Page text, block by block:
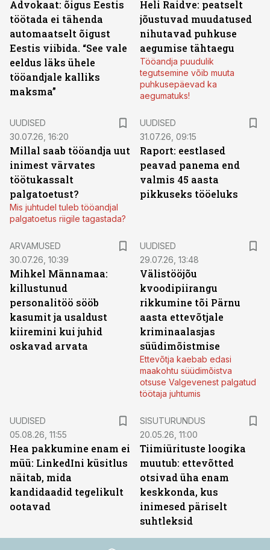
Advokaat: õigus Eestis
töötada ei tähenda
automaatselt õigust
Eestis viibida. “See vale
eeldus läks ühele
tööandjale kalliks
maksma”
Heli Raidve: peatselt
jõustuvad muudatused
nihutavad puhkuse
aegumise tähtaegu
Tööandja puudulik
tegutsemine võib muuta
puhkusepäevad ka
aegumatuks!
UUDISED
30.07.26, 16:20
Millal saab tööandja uut
inimest värvates
töötukassalt
palgatoetust?
Mis juhtudel tuleb tööandjal
palgatoetus riigile tagastada?
UUDISED
31.07.26, 09:15
Raport: eestlased
peavad panema end
valmis 45 aasta
pikkuseks tööeluks
ARVAMUSED
30.07.26, 10:39
Mihkel Männamaa:
killustunud
personalitöö sööb
kasumit ja usaldust
kiiremini kui juhid
oskavad arvata
UUDISED
29.07.26, 13:48
Välistööjõu
kvoodipiirangu
rikkumine tõi Pärnu
aasta ettevõtjale
kriminaalasjas
süüdimõistmise
Ettevõtja kaebab edasi
maakohtu süüdimõistva
otsuse Valgevenest palgatud
töötaja juhtumis
UUDISED
05.08.26, 11:55
Hea pakkumine enam ei
müü: LinkedIni küsitlus
näitab, mida
kandidaadid tegelikult
ootavad
SISUTURUNDUS
20.05.26, 11:00
Tiimiürituste loogika
muutub: ettevõtted
otsivad üha enam
keskkonda, kus
inimesed päriselt
suhtleksid